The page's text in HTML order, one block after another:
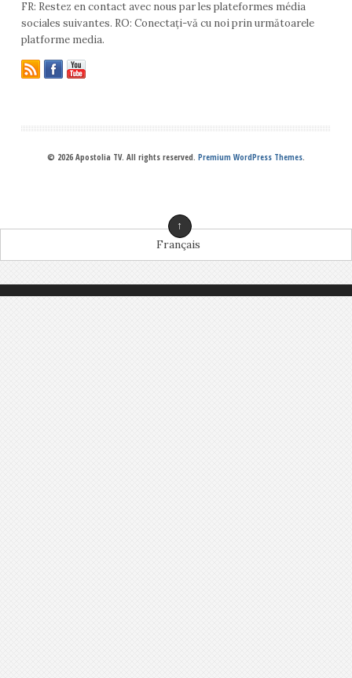
FR: Restez en contact avec nous par les plateformes média
sociales suivantes. RO: Conectați-vă cu noi prin următoarele
platforme media.
© 2026 Apostolia TV. All rights reserved. Premium WordPress Themes.
↑
Français